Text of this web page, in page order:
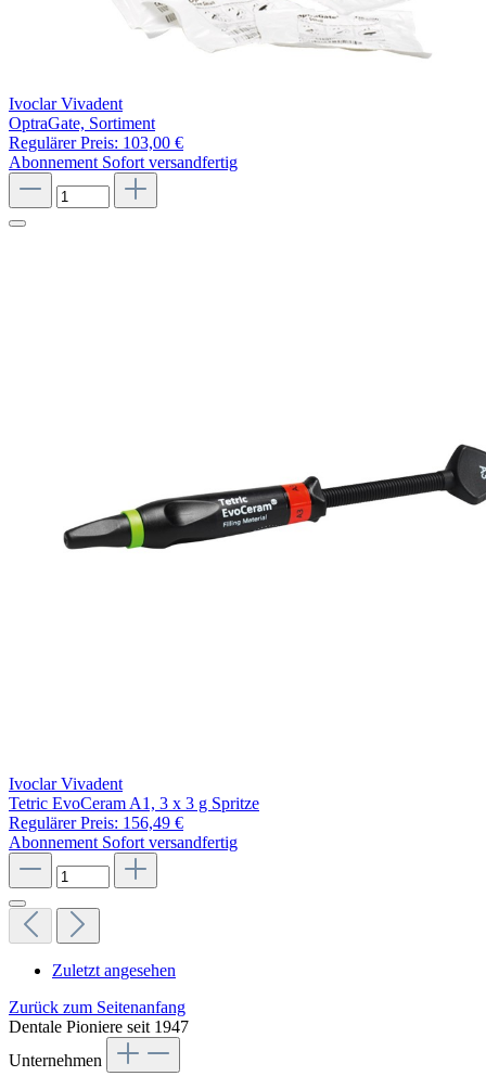
Ivoclar Vivadent
OptraGate, Sortiment
Regulärer Preis: 103,00 €
Abonnement Sofort versandfertig
Ivoclar Vivadent
Tetric EvoCeram A1, 3 x 3 g Spritze
Regulärer Preis: 156,49 €
Abonnement Sofort versandfertig
Zuletzt angesehen
Zurück zum Seitenanfang
Dentale Pioniere seit 1947
Unternehmen